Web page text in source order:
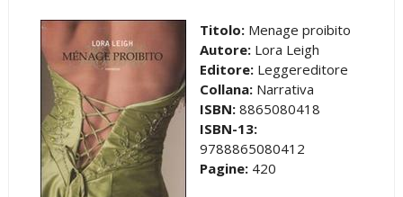
Titolo:Menage proibito
Autore:Lora Leigh
Editore:Leggereditore
Collana:Narrativa
ISBN:8865080418
ISBN-13:
9788865080412
Pagine:420